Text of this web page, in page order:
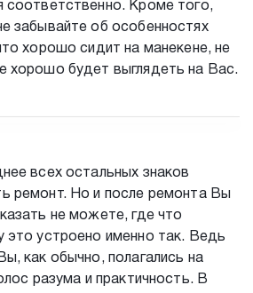
соответственно. Кроме того,
забывайте об особенностях
хорошо сидит на манекене, не
хорошо будет выглядеть на Вас.
всех остальных знаков
ремонт. Но и после ремонта Вы
не можете, где что
это устроено именно так. Ведь
как обычно, полагались на
разума и практичность. В